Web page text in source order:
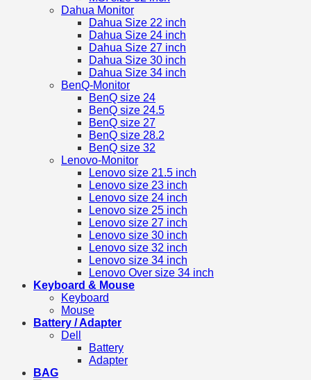
Dahua Monitor
Dahua Size 22 inch
Dahua Size 24 inch
Dahua Size 27 inch
Dahua Size 30 inch
Dahua Size 34 inch
BenQ-Monitor
BenQ size 24
BenQ size 24.5
BenQ size 27
BenQ size 28.2
BenQ size 32
Lenovo-Monitor
Lenovo size 21.5 inch
Lenovo size 23 inch
Lenovo size 24 inch
Lenovo size 25 inch
Lenovo size 27 inch
Lenovo size 30 inch
Lenovo size 32 inch
Lenovo size 34 inch
Lenovo Over size 34 inch
Keyboard & Mouse
Keyboard
Mouse
Battery / Adapter
Dell
Battery
Adapter
BAG